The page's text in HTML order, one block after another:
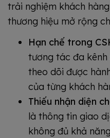
trải nghiệm khách
thương hiệu mở rộng
Hạn chế trong
tương tác đa kênh
theo dõi được
của từng khách
Thiếu nhận diện
là thông tin giao
không đủ khả